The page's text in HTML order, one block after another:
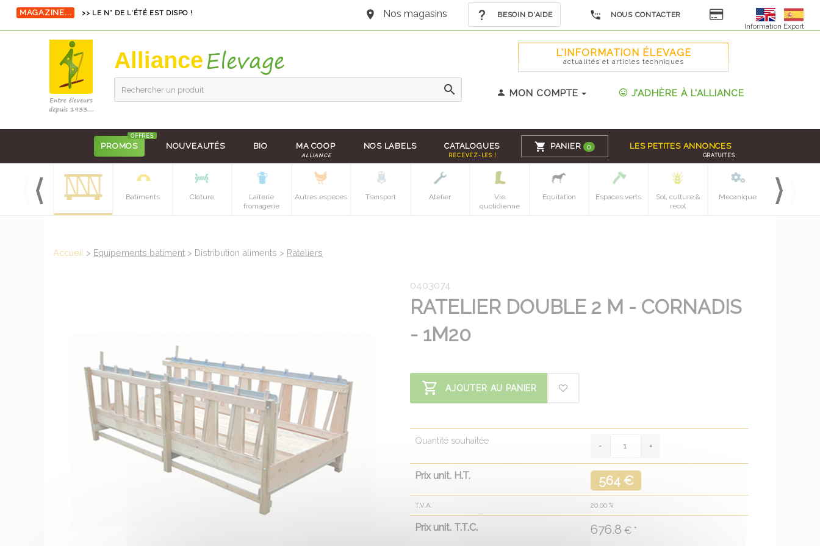
MAGAZINE... >> LE N° DE L'ÉTÉ EST DISPO ! Nos magasins BESOIN D'AIDE
NOUS CONTACTER
Information Export
Alliance
Rechercher un produit
L'INFORMATION ÉLEVAGE
actualités et articles techniques
MON COMPTE J'ADHÈRE À L'ALLIANCE
PROMOS
OFFRES
NOUVEAUTÉS BIO MA COOP
ALLIANCE
NOS LABELS CATALOGUES
RECEVEZ-LES !
PANIER 0 LES PETITES ANNONCES
GRATUITES
Hygiene et
Batiments Cloture
Laiterie
fromagerie
Autres especes Transport Atelier
Vie
quotidienne
Equitation Espaces verts
Sol, culture &
recol
Mecanique
Accueil > Equipements batiment > Distribution aliments > Rateliers
0403074
RATELIER DOUBLE 2 M - CORNADIS
- 1M20
AJOUTER AU PANIER
Quantité souhaitée
Prix unit. H.T. 564 €
T.V.A. 20.00 %
Prix unit. T.T.C. 676.8 € *